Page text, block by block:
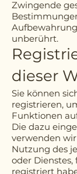
Zwingende
unberührt.
dieser
Sie können
registrieren,
Funktionen
Die dazu
verwenden
Nutzung des
oder Dienstes,
registriert